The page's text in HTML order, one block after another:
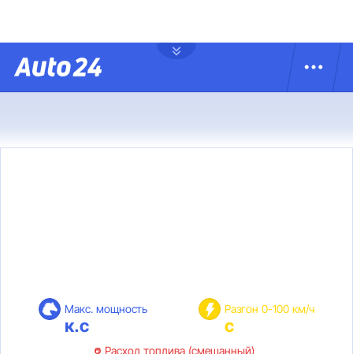
Макс. мощность
к.с
Разгон 0-100 км/ч
с
Расход топлива (смешанный)